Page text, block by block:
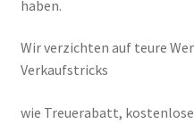
haben.
Wir verzichten auf teure
Verkaufstricks
wie Treuerabatt,